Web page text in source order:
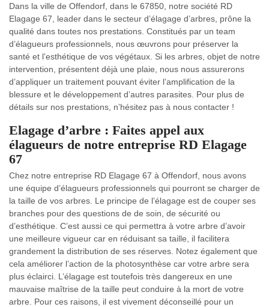
Dans la ville de Offendorf, dans le 67850, notre société RD
Elagage 67, leader dans le secteur d’élagage d’arbres, prône la
qualité dans toutes nos prestations. Constitués par un team
d’élagueurs professionnels, nous œuvrons pour préserver la
santé et l’esthétique de vos végétaux. Si les arbres, objet de notre
intervention, présentent déjà une plaie, nous nous assurerons
d’appliquer un traitement pouvant éviter l’amplification de la
blessure et le développement d’autres parasites. Pour plus de
détails sur nos prestations, n’hésitez pas à nous contacter !
Elagage d’arbre : Faites appel aux
élagueurs de notre entreprise RD Elagage
67
Chez notre entreprise RD Elagage 67 à Offendorf, nous avons
une équipe d’élagueurs professionnels qui pourront se charger de
la taille de vos arbres. Le principe de l’élagage est de couper ses
branches pour des questions de de soin, de sécurité ou
d’esthétique. C’est aussi ce qui permettra à votre arbre d’avoir
une meilleure vigueur car en réduisant sa taille, il facilitera
grandement la distribution de ses réserves. Notez également que
cela améliorer l’action de la photosynthèse car votre arbre sera
plus éclairci. L’élagage est toutefois très dangereux en une
mauvaise maîtrise de la taille peut conduire à la mort de votre
arbre. Pour ces raisons, il est vivement déconseillé pour un